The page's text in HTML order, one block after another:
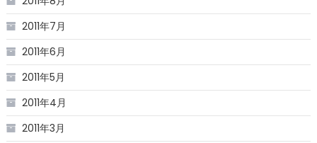
2011年7月
2011年6月
2011年5月
2011年4月
2011年3月